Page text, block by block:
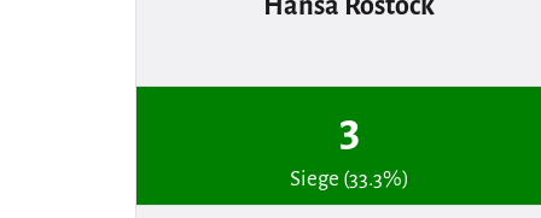
Hansa Rostock
3
Siege (33.3%)